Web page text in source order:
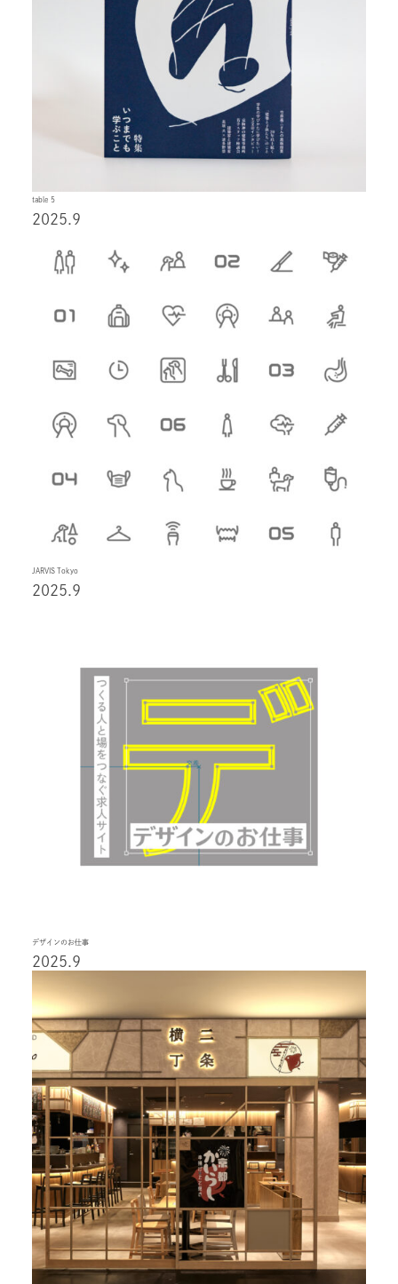
table 5
2025.9
JARVIS Tokyo
2025.9
デザインのお仕事
2025.9